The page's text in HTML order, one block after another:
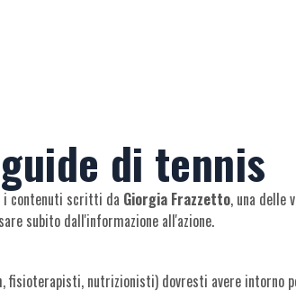
di tennis
i contenuti scritti da Giorgia Frazzetto, una delle
subito dall'informazione all'azione.
fisioterapisti, nutrizionisti) dovresti avere intorno